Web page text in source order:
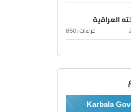
العراقية
قراءات :850
Karbala